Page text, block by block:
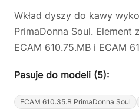
Wkład dyszy do kawy
PrimaDonna Soul. Element
ECAM 610.75.MB i ECAM
Pasuje do modeli (5):
ECAM 610.35.B PrimaDonna Soul